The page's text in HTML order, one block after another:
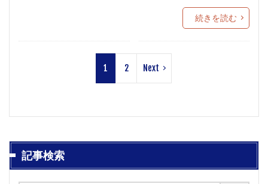
続きを読む
1 2 Next
記事検索